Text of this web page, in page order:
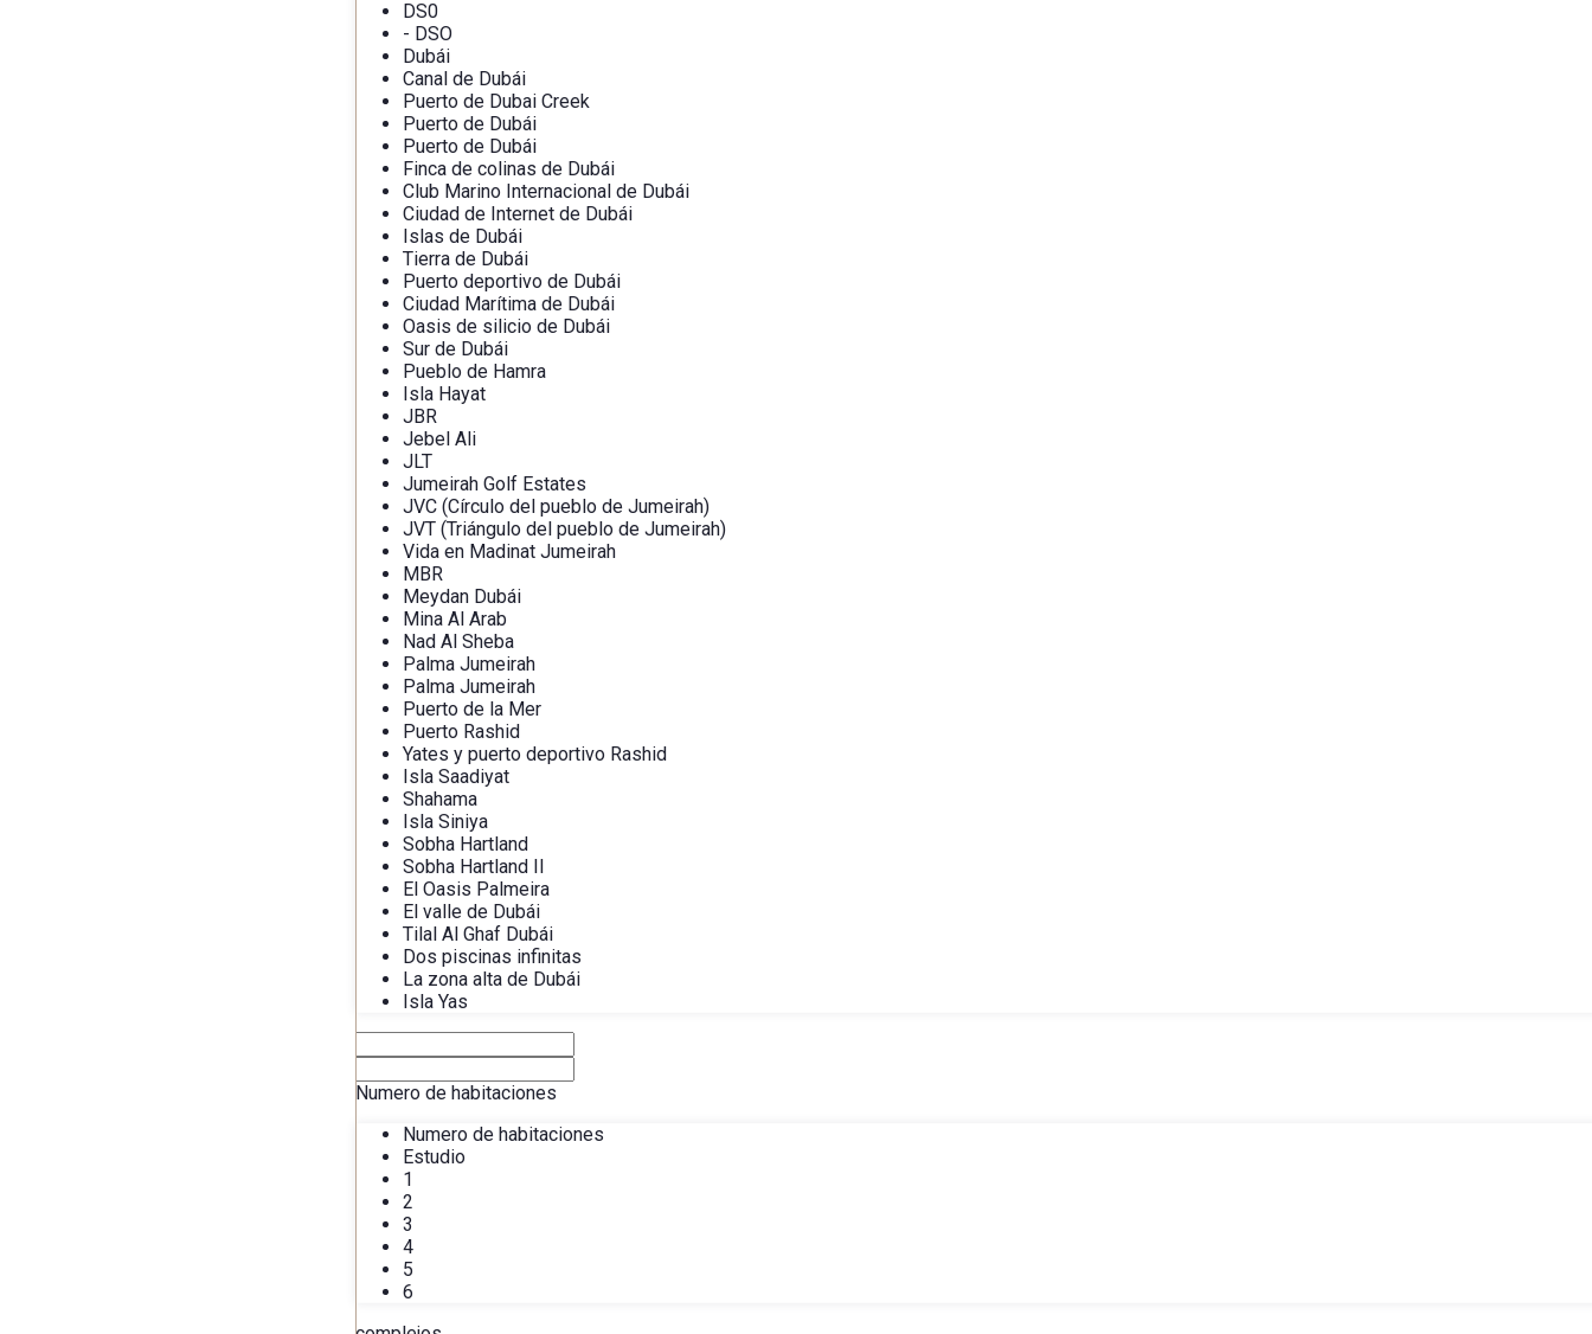
DS0
- DSO
Dubái
Canal de Dubái
Puerto de Dubai Creek
Puerto de Dubái
Puerto de Dubái
Finca de colinas de Dubái
Club Marino Internacional de Dubái
Ciudad de Internet de Dubái
Islas de Dubái
Tierra de Dubái
Puerto deportivo de Dubái
Ciudad Marítima de Dubái
Oasis de silicio de Dubái
Sur de Dubái
Pueblo de Hamra
Isla Hayat
JBR
Jebel Ali
JLT
Jumeirah Golf Estates
JVC (Círculo del pueblo de Jumeirah)
JVT (Triángulo del pueblo de Jumeirah)
Vida en Madinat Jumeirah
MBR
Meydan Dubái
Mina Al Arab
Nad Al Sheba
Palma Jumeirah
Palma Jumeirah
Puerto de la Mer
Puerto Rashid
Yates y puerto deportivo Rashid
Isla Saadiyat
Shahama
Isla Siniya
Sobha Hartland
Sobha Hartland II
El Oasis Palmeira
El valle de Dubái
Tilal Al Ghaf Dubái
Dos piscinas infinitas
La zona alta de Dubái
Isla Yas
Numero de habitaciones
Numero de habitaciones
Estudio
1
2
3
4
5
6